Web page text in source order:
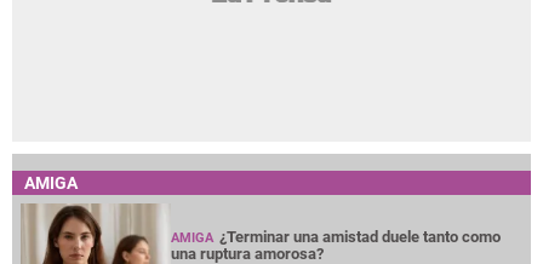
AMIGA
AMIGA ¿Terminar una amistad duele tanto como
una ruptura amorosa?